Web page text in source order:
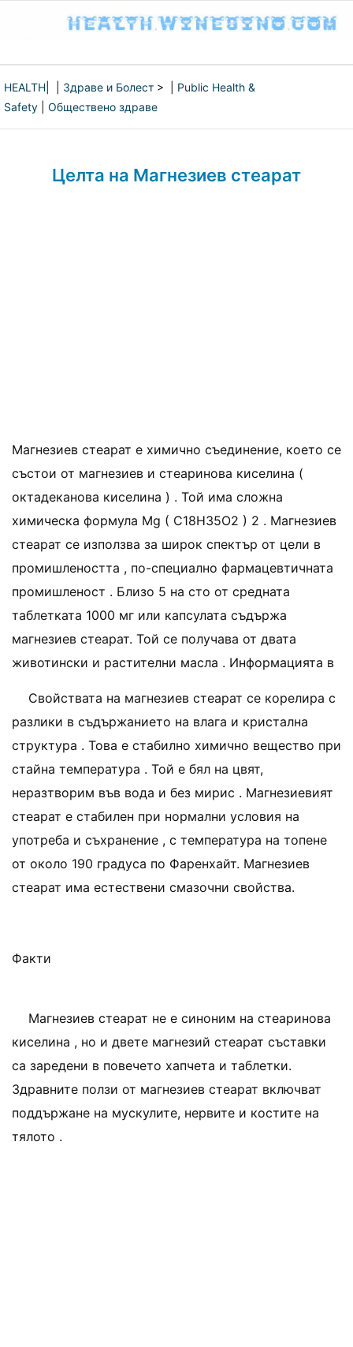
HEALTH Здраве и Болест > | Public Health &
Safety
Обществено здраве
Целта на Магнезиев стеарат
Магнезиев стеарат е химично съединение, което се
състои от магнезиев и стеаринова киселина (
октадеканова киселина ) . Той има сложна
химическа формула Mg ( C18H35O2 ) 2 . Магнезиев
стеарат се използва за широк спектър от цели в
промишлеността , по-специално фармацевтичната
промишленост . Близо 5 на сто от средната
таблетката 1000 мг или капсулата съдържа
магнезиев стеарат. Той се получава от двата
животински и растителни масла . Информацията в
Свойствата на магнезиев стеарат се корелира с
разлики в съдържанието на влага и кристална
структура . Това е стабилно химично вещество при
стайна температура . Той е бял на цвят,
неразтворим във вода и без мирис . Магнезиевият
стеарат е стабилен при нормални условия на
употреба и съхранение , с температура на топене
от около 190 градуса по Фаренхайт. Магнезиев
стеарат има естествени смазочни свойства.
Факти
Магнезиев стеарат не е синоним на стеаринова
киселина , но и двете магнезий стеарат съставки
са заредени в повечето хапчета и таблетки.
Здравните ползи от магнезиев стеарат включват
поддържане на мускулите, нервите и костите на
тялото .